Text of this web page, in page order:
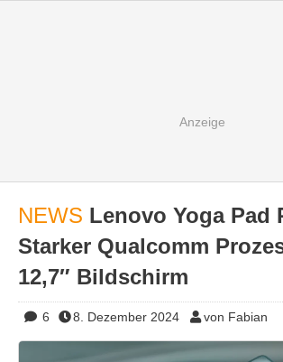
NEWS Lenovo Yoga Pad
Starker Qualcomm
12,7″ Bildschirm
6 8. Dezember 2024 von Fabian